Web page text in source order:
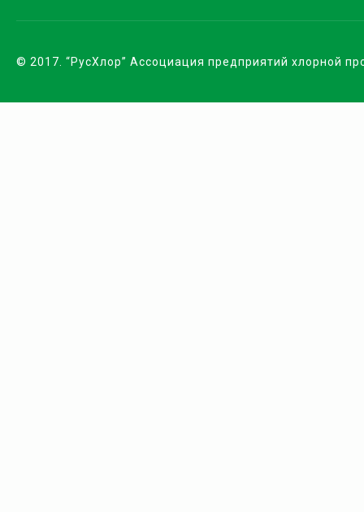
© 2017. “РусХлор” Ассоциация предприятий хлорной